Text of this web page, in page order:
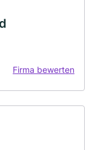
Firma bewerten